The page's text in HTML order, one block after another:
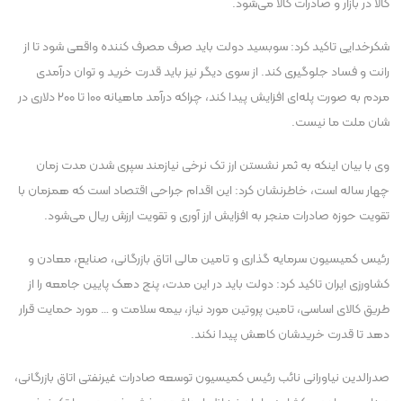
شکرخدایی تاکید کرد: سوبسید دولت باید صرف مصرف کننده واقعی شود تا از
رانت و فساد جلوگیری کند. از سوی دیگر نیز باید قدرت خرید و توان درآمدی
مردم به صورت پله‌ای افزایش پیدا کند، چراکه درآمد ماهیانه ۱۰۰ تا ۲۰۰ دلاری در
شان ملت ما نیست.
وی با بیان اینکه به ثمر نشستن ارز تک نرخی نیازمند سپری شدن مدت زمان
چهار ساله است، خاطرنشان کرد: این اقدام جراحی اقتصاد است که همزمان با
تقویت حوزه صادرات منجر به افزایش ارز آوری و تقویت ارزش ریال می‌شود.
رئیس کمیسیون سرمایه گذاری و تامین مالی اتاق بازرگانی، صنایع، معادن و
کشاورزی ایران تاکید کرد: دولت باید در این مدت، پنج دهک پایین جامعه را از
طریق کالای اساسی، تامین پروتین مورد نیاز، بیمه سلامت و … مورد حمایت قرار
دهد تا قدرت خریدشان کاهش پیدا نکند.
صدرالدین نیاورانی نائب رئیس کمیسیون توسعه صادرات غیرنفتی اتاق بازرگانی،